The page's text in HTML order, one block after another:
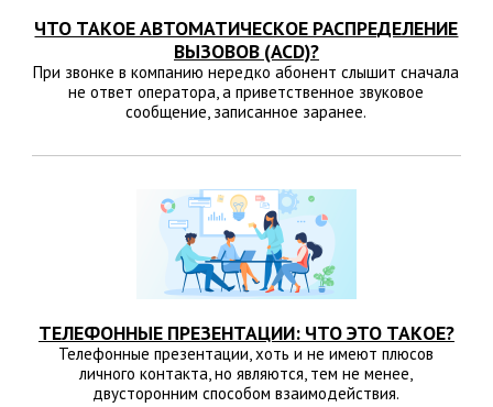
ЧТО ТАКОЕ АВТОМАТИЧЕСКОЕ РАСПРЕДЕЛЕНИЕ
ВЫЗОВОВ (ACD)?
При звонке в компанию нередко абонент слышит сначала
не ответ оператора, а приветственное звуковое
сообщение, записанное заранее.
ТЕЛЕФОННЫЕ ПРЕЗЕНТАЦИИ: ЧТО ЭТО ТАКОЕ?
Телефонные презентации, хоть и не имеют плюсов
личного контакта, но являются, тем не менее,
двусторонним способом взаимодействия.